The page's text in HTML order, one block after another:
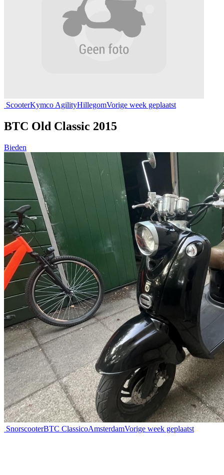
ScooterKymco AgilityHillegomVorige week geplaatst
BTC Old Classic 2015
Bieden
SnorscooterBTC ClassicoAmsterdamVorige week geplaatst